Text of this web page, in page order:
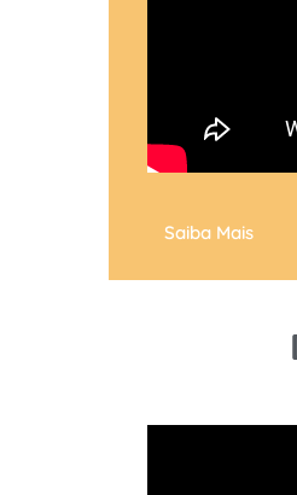
Saiba Mais